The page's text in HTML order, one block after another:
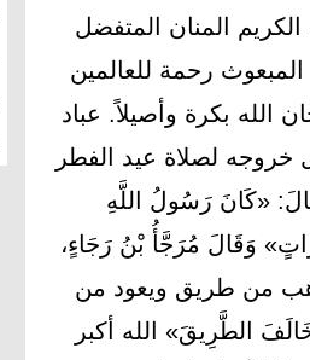
الكريم المنان المتفضل
رحمة للعالمين
الله بكرة وأصيلاً. عباد
خروجه لصلاة عيد الفطر
«كَانَ رَسُولُ اللَّهِ
وَقَالَ مُرَجَّأُ بْنُ رَجَاءٍ،
من طريق ويعود من
الطَّرِيقَ» الله أكبر